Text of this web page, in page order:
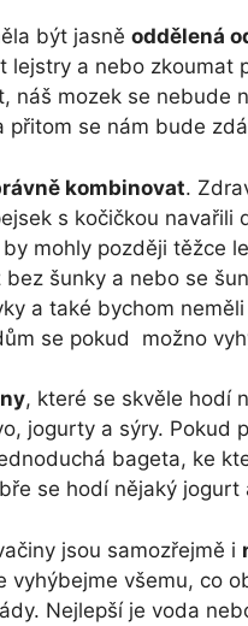
být jasně oddělená
lejstry a nebo zkoumat
náš mozek se nebude
přitom se nám bude
kombinovat.
s kočičkou
mohly později těžce
šunky a nebo se
a také bychom
se pokud možno
, které se skvěle hodí
jogurty a sýry. Pokud
bageta, ke
se hodí nějaký
jsou samozřejmě i
vyhýbejme všemu, co
Nejlepší je voda